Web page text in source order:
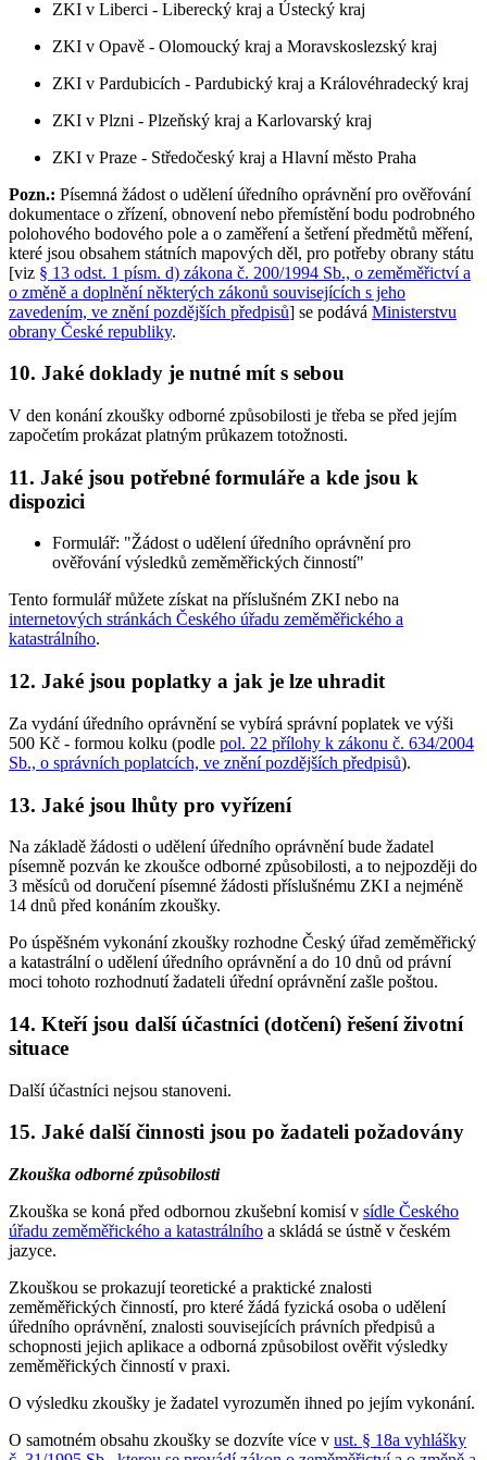
ZKI v Liberci - Liberecký kraj a Ústecký kraj
ZKI v Opavě - Olomoucký kraj a Moravskoslezský kraj
ZKI v Pardubicích - Pardubický kraj a Královéhradecký kraj
ZKI v Plzni - Plzeňský kraj a Karlovarský kraj
ZKI v Praze - Středočeský kraj a Hlavní město Praha
Pozn.: Písemná žádost o udělení úředního oprávnění pro ověřování
dokumentace o zřízení, obnovení nebo přemístění bodu podrobného
polohového bodového pole a o zaměření a šetření předmětů měření,
které jsou obsahem státních mapových děl, pro potřeby obrany státu
[viz § 13 odst. 1 písm. d) zákona č. 200/1994 Sb., o zeměměřictví a
o změně a doplnění některých zákonů souvisejících s jeho
zavedením, ve znění pozdějších předpisů] se podává Ministerstvu
obrany České republiky.
10. Jaké doklady je nutné mít s sebou
V den konání zkoušky odborné způsobilosti je třeba se před jejím
započetím prokázat platným průkazem totožnosti.
11. Jaké jsou potřebné formuláře a kde jsou k
dispozici
Formulář: "Žádost o udělení úředního oprávnění pro
ověřování výsledků zeměměřických činností"
Tento formulář můžete získat na příslušném ZKI nebo na
internetových stránkách Českého úřadu zeměměřického a
katastrálního.
12. Jaké jsou poplatky a jak je lze uhradit
Za vydání úředního oprávnění se vybírá správní poplatek ve výši
500 Kč - formou kolku (podle pol. 22 přílohy k zákonu č. 634/2004
Sb., o správních poplatcích, ve znění pozdějších předpisů).
13. Jaké jsou lhůty pro vyřízení
Na základě žádosti o udělení úředního oprávnění bude žadatel
písemně pozván ke zkoušce odborné způsobilosti, a to nejpozději do
3 měsíců od doručení písemné žádosti příslušnému ZKI a nejméně
14 dnů před konáním zkoušky.
Po úspěšném vykonání zkoušky rozhodne Český úřad zeměměřický
a katastrální o udělení úředního oprávnění a do 10 dnů od právní
moci tohoto rozhodnutí žadateli úřední oprávnění zašle poštou.
14. Kteří jsou další účastníci (dotčení) řešení životní
situace
Další účastníci nejsou stanoveni.
15. Jaké další činnosti jsou po žadateli požadovány
Zkouška odborné způsobilosti
Zkouška se koná před odbornou zkušební komisí v sídle Českého
úřadu zeměměřického a katastrálního a skládá se ústně v českém
jazyce.
Zkouškou se prokazují teoretické a praktické znalosti
zeměměřických činností, pro které žádá fyzická osoba o udělení
úředního oprávnění, znalosti souvisejících právních předpisů a
schopnosti jejich aplikace a odborná způsobilost ověřit výsledky
zeměměřických činností v praxi.
O výsledku zkoušky je žadatel vyrozuměn ihned po jejím vykonání.
O samotném obsahu zkoušky se dozvíte více v ust. § 18a vyhlášky